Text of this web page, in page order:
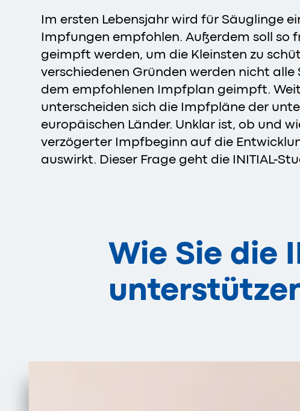
Im ersten Lebensjahr wird für Säuglinge
Impfungen empfohlen. Außerdem soll so
geimpft werden, um die Kleinsten zu
verschiedenen Gründen werden nicht alle
dem empfohlenen Impfplan geimpft.
unterscheiden sich die Impfpläne der
europäischen Länder. Unklar ist, ob und
verzögerter Impfbeginn auf die
auswirkt. Dieser Frage geht die INITIAL-
Wie Sie die